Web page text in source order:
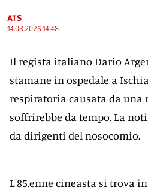
ATS
14.08.2025 14:48
Il regista italiano Dario
stamane in ospedale a
respiratoria causata da una
soffrirebbe da tempo. La
da dirigenti del nosocomio.
L'85.enne cineasta si trova